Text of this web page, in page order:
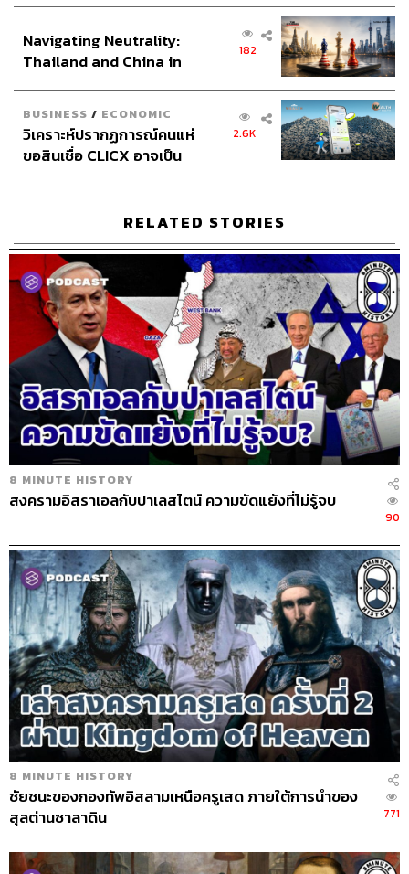
413
ABOUT THE HOST
THE STANDARD PODCAST
อินโดนีเซีย
Navigating Neutrality:
Thailand and China in
182
BUSINESS / ECONOMIC
วิเคราะห์ปรากฏการณ์คนแห่
ขอสินเชื่อ CLICX อาจเป็น
2.6K
RELATED STORIES
8 MINUTE HISTORY
สงครามอิสราเอลกับปาเลสไตน์ ความขัดแย้งที่ไม่รู้จบ
90
8 MINUTE HISTORY
ชัยชนะของกองทัพอิสลามเหนือครูเสด ภายใต้การนำของ
สุลต่านซาลาดิน
771